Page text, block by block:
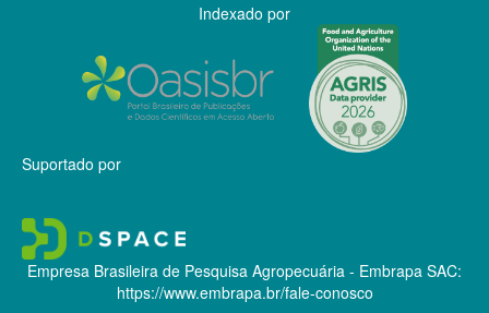
Indexado por
Suportado por
Empresa Brasileira de Pesquisa Agropecuária - Embrapa SAC:
https://www.embrapa.br/fale-conosco